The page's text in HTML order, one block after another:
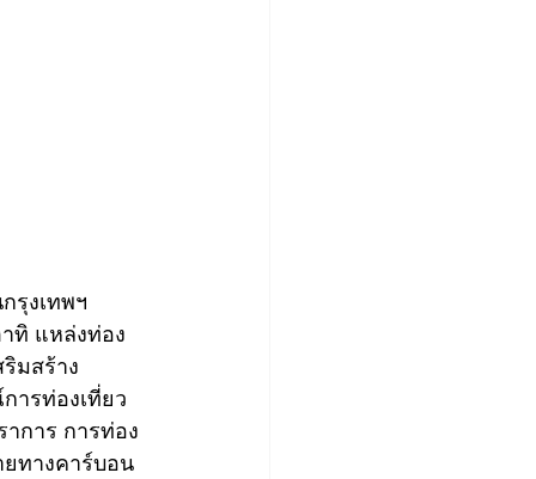
รุงเทพฯ
ทิ แหล่งท่อง
มสร้าง
ารท่องเที่ยว
การ การท่อง
ทางคาร์บอน